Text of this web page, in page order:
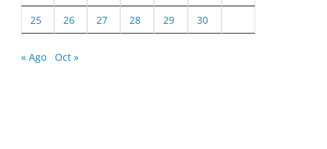
25 26 27 28 29 30
« Ago Oct »